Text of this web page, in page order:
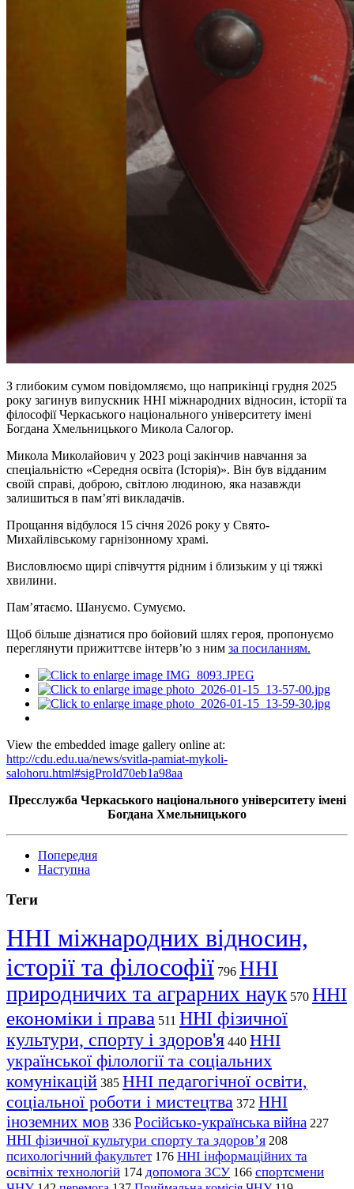
З глибоким сумом повідомляємо, що наприкінці грудня 2025
року загинув випускник ННІ міжнародних відносин, історії та
філософії Черкаського національного університету імені
Богдана Хмельницького Микола Салогор.
Микола Миколайович у 2023 році закінчив навчання за
спеціальністю «Середня освіта (Історія)». Він був відданим
своїй справі, доброю, світлою людиною, яка назавжди
залишиться в пам’яті викладачів.
Прощання відбулося 15 січня 2026 року у Свято-
Михайлівському гарнізонному храмі.
Висловлюємо щирі співчуття рідним і близьким у ці тяжкі
хвилини.
Пам’ятаємо. Шануємо. Сумуємо.
Щоб більше дізнатися про бойовий шлях героя, пропонуємо
переглянути прижиттєве інтерв’ю з ним за посиланням.
View the embedded image gallery online at:
http://cdu.edu.ua/news/svitla-pamiat-mykoli-
salohoru.html#sigProId70eb1a98aa
Пресслужба Черкаського національного університету імені
Богдана Хмельницького
Попередня
Наступна
Теги
ННІ міжнародних відносин,
історії та філософії 796 ННІ
природничих та аграрних наук 570 ННІ
економіки і права 511 ННІ фізичної
культури, спорту і здоров'я 440 ННІ
української філології та соціальних
комунікацій 385 ННІ педагогічної освіти,
соціальної роботи і мистецтва 372 ННІ
іноземних мов 336 Російсько-українська війна 227
ННІ фізичної культури спорту та здоров’я 208
психологічний факультет 176 ННІ інформаційних та
освітніх технологій 174 допомога ЗСУ 166 спортсмени